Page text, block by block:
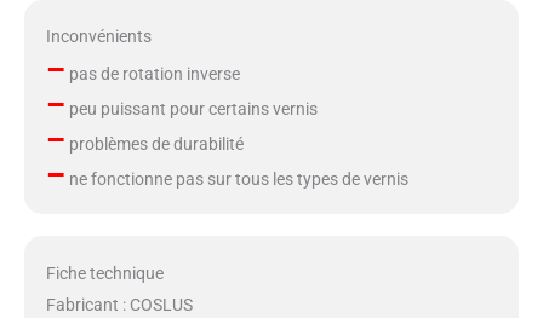
Inconvénients
– pas de rotation inverse
– peu puissant pour certains vernis
– problèmes de durabilité
– ne fonctionne pas sur tous les types de vernis
Fiche technique
Fabricant : COSLUS